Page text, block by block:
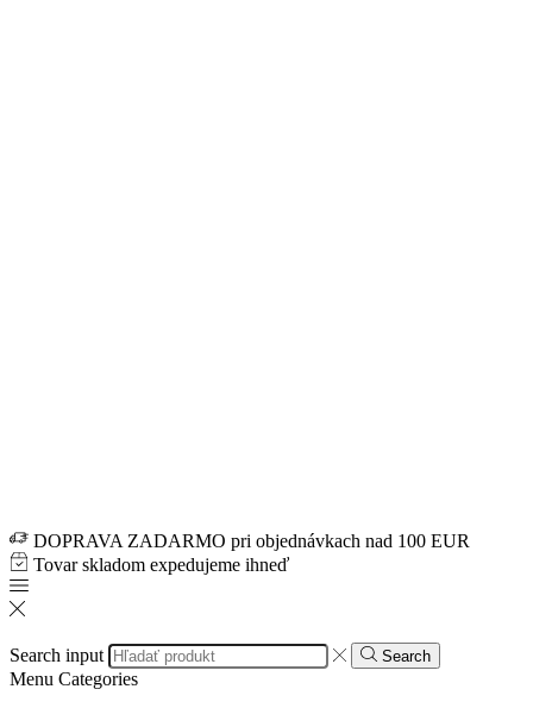
DOPRAVA ZADARMO pri objednávkach nad 100 EUR
Tovar skladom expedujeme ihneď
Search input Search
Menu Categories